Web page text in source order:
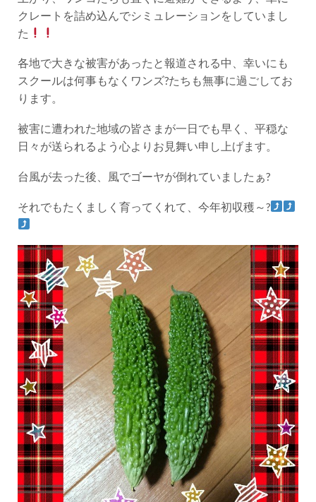
クレートを詰め込んでシミュレーションをしていまし
た
各地で大きな被害があったと報道される中、幸いにも
スクールは何事もなくワンズ?たちも無事に過ごしてお
ります。
被害に遭われた地域の皆さまが一日でも早く、平穏な
日々が送られるよう心よりお見舞い申し上げます。
台風が去った後、風でゴーヤが倒れていましたぁ?
それでもたくましく育ってくれて、今年初収穫～?